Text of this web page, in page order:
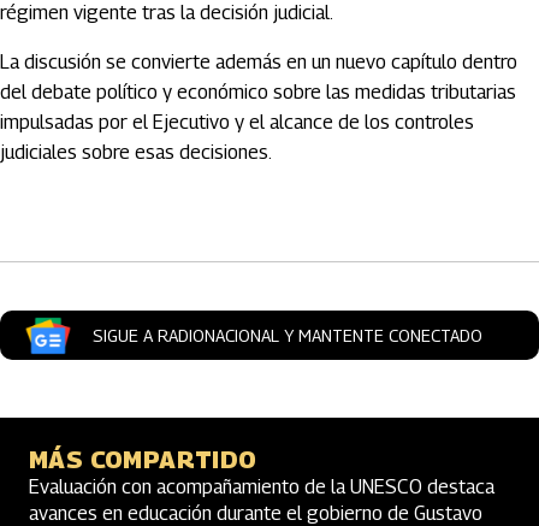
régimen vigente tras la decisión judicial.
La discusión se convierte además en un nuevo capítulo dentro
del debate político y económico sobre las medidas tributarias
impulsadas por el Ejecutivo y el alcance de los controles
judiciales sobre esas decisiones.
SIGUE A RADIONACIONAL Y MANTENTE CONECTADO
MÁS COMPARTIDO
Evaluación con acompañamiento de la UNESCO destaca
avances en educación durante el gobierno de Gustavo